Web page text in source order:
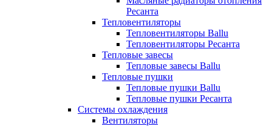
Ресанта
Тепловентиляторы
Тепловентиляторы Ballu
Тепловентиляторы Ресанта
Тепловые завесы
Тепловые завесы Ballu
Тепловые пушки
Тепловые пушки Ballu
Тепловые пушки Ресанта
Системы охлаждения
Вентиляторы